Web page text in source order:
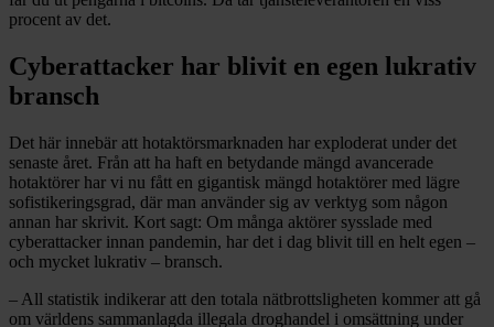
procent av det.
Cyberattacker har blivit en egen lukrativ
bransch
Det här innebär att hotaktörsmarknaden har exploderat under det
senaste året. Från att ha haft en betydande mängd avancerade
hotaktörer har vi nu fått en gigantisk mängd hotaktörer med lägre
sofistikeringsgrad, där man använder sig av verktyg som någon
annan har skrivit. Kort sagt: Om många aktörer sysslade med
cyberattacker innan pandemin, har det i dag blivit till en helt egen –
och mycket lukrativ – bransch.
– All statistik indikerar att den totala nätbrottsligheten kommer att gå
om världens sammanlagda illegala droghandel i omsättning under